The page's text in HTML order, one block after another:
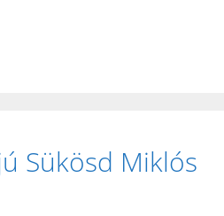
Sükösd Miklós